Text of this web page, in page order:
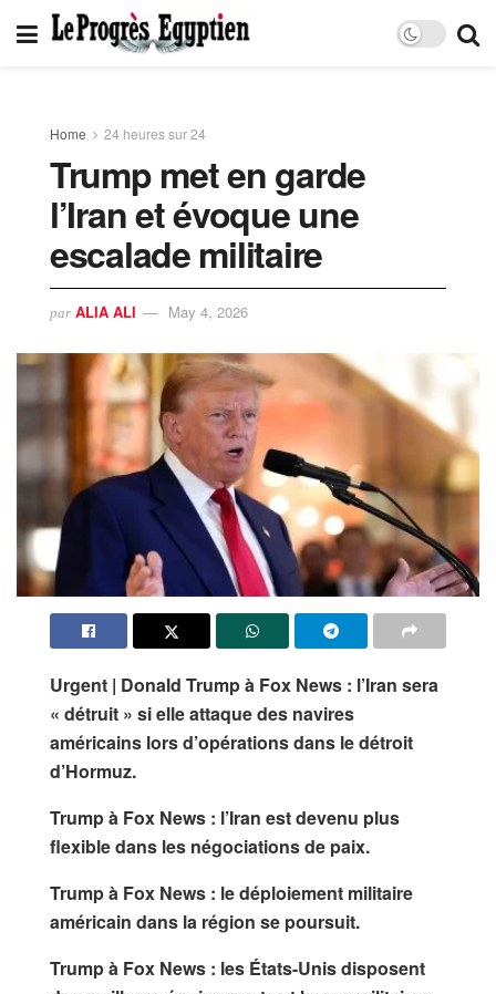
Home 24 heures sur 24
Trump met en garde
l’Iran et évoque une
escalade militaire
par ALIA ALI May 4, 2026
Urgent | Donald Trump à Fox News : l’Iran sera
« détruit » si elle attaque des navires
américains lors d’opérations dans le détroit
d’Hormuz.
Trump à Fox News : l’Iran est devenu plus
flexible dans les négociations de paix.
Trump à Fox News : le déploiement militaire
américain dans la région se poursuit.
Trump à Fox News : les États-Unis disposent